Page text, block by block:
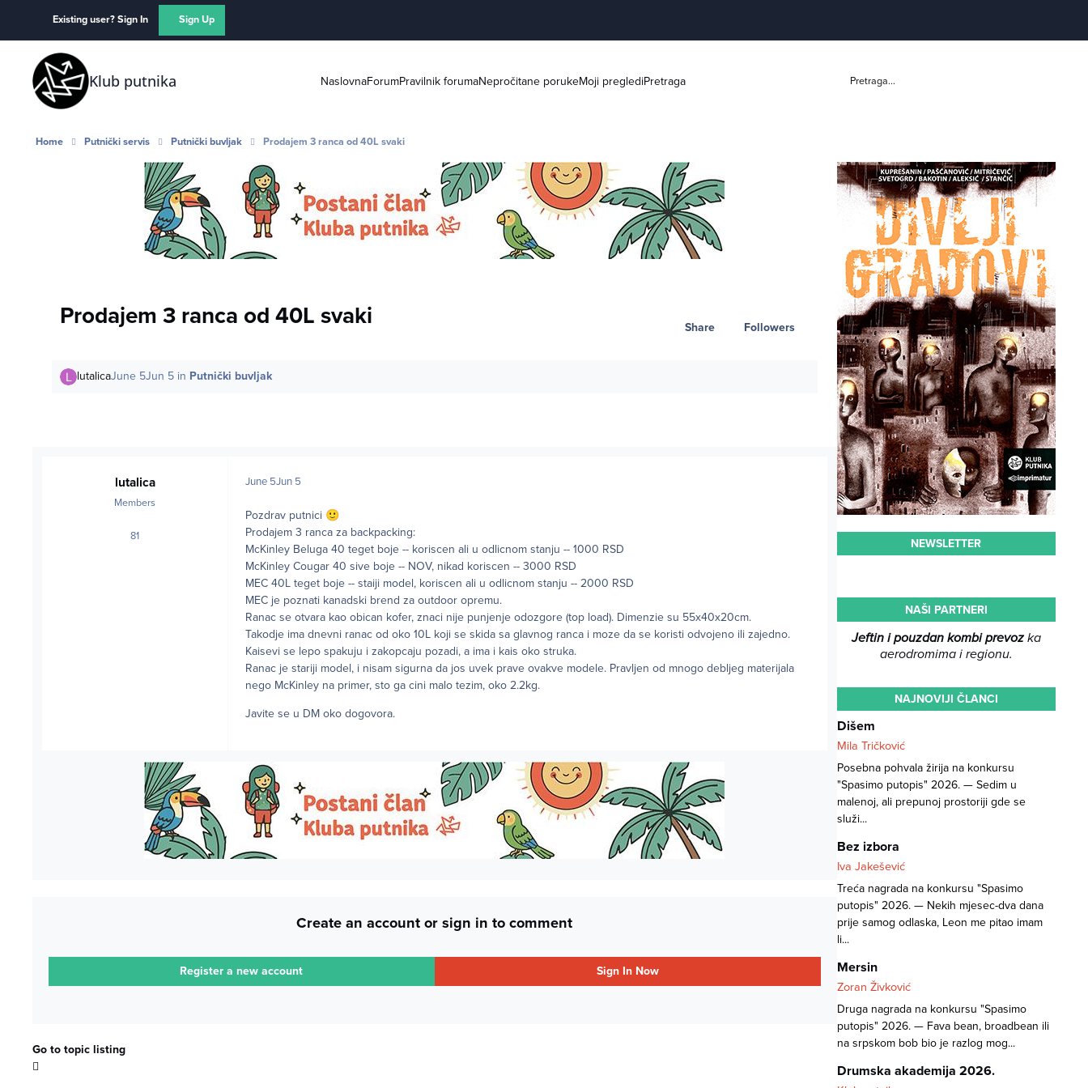
Existing user? Sign In Sign Up
Klub putnika NaslovnaForumPravilnik forumaNepročitane porukeMoji preglediPretraga Pretraga...
Home Putnički servis Putnički buvljak Prodajem 3 ranca od 40L svaki
Prodajem 3 ranca od 40L svaki Share Followers
lutalicaJune 5Jun 5in Putnički buvljak
lutalica
Members
81posts
June 5Jun 5
Pozdrav putnici 🙂
Prodajem 3 ranca za backpacking:
McKinley Beluga 40 teget boje -- koriscen ali u odlicnom stanju -- 1000 RSD
McKinley Cougar 40 sive boje -- NOV, nikad koriscen -- 3000 RSD
MEC 40L teget boje -- staiji model, koriscen ali u odlicnom stanju -- 2000 RSD
MEC je poznati kanadski brend za outdoor opremu.
Ranac se otvara kao obican kofer, znaci nije punjenje odozgore (top load). Dimenzie su 55x40x20cm.
Takodje ima dnevni ranac od oko 10L koji se skida sa glavnog ranca i moze da se koristi odvojeno ili zajedno.
Kaisevi se lepo spakuju i zakopcaju pozadi, a ima i kais oko struka.
Ranac je stariji model, i nisam sigurna da jos uvek prave ovakve modele. Pravljen od mnogo debljeg materijala
nego McKinley na primer, sto ga cini malo tezim, oko 2.2kg.
Javite se u DM oko dogovora.
Create an account or sign in to comment
Register a new account Sign In Now
Go to topic listing
NEWSLETTER
NAŠI PARTNERI
Jeftin i pouzdan kombi prevozka
aerodromima i regionu.
NAJNOVIJI ČLANCI
Dišem
Mila Tričković
Posebna pohvala žirija na konkursu
"Spasimo putopis" 2026. — Sedim u
malenoj, ali prepunoj prostoriji gde se
služi...
Bez izbora
Iva Jakešević
Treća nagrada na konkursu "Spasimo
putopis" 2026. — Nekih mjesec-dva dana
prije samog odlaska, Leon me pitao imam
li...
Mersin
Zoran Živković
Druga nagrada na konkursu "Spasimo
putopis" 2026. — Fava bean, broadbean ili
na srpskom bob bio je razlog mog...
Drumska akademija 2026.